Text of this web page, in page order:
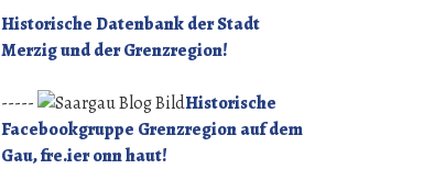
Historische Datenbank der Stadt
Merzig und der Grenzregion!
-----
Historische
Facebookgruppe Grenzregion auf dem
Gau, fre.ier onn haut!